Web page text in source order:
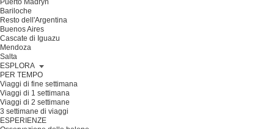
Puerto Madryn
Bariloche
Resto dell'Argentina
Buenos Aires
Cascate di Iguazu
Mendoza
Salta
ESPLORA
PER TEMPO
Viaggi di fine settimana
Viaggi di 1 settimana
Viaggi di 2 settimane
3 settimane di viaggi
ESPERIENZE